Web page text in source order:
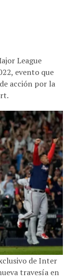
evento que
acción por la
de Inter
travesía en